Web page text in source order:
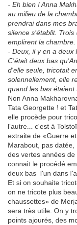
- Eh bien ! Anna
au milieu de la
prendrai dans mes
silence s'établit.
emplirent la chambre.
- Deux, il y en a deux
C'était deux bas
d'elle seule, tricotait
solennellement, elle
quand les bas étaient
Non Anna
Tata Georgette ! et
elle procède pour
l'autre... c'est à
extraite de «Guerre
Marabout, pas
des vertes années
connait le procédé
deux bas l'un dans
Et si on souhaite
on ne tricote plus
chaussettes» de
sera très utile. On y
points ajourés, des